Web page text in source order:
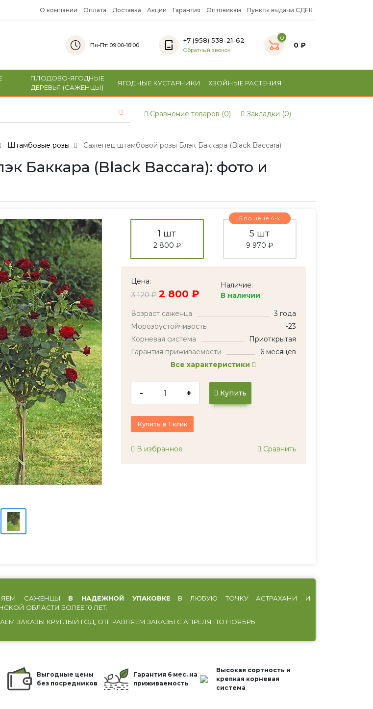
О компании Оплата Доставка Акции Гарантия Оптовикам Пункты выдачи СДЕК
Пн-Пт: 09:00-18:00
+7 (958) 538-21-62
Обратный звонок
0
0 ₽
ПЛОДОВО-ЯГОДНЫЕ
ДЕРЕВЬЯ (САЖЕНЦЫ)
ЯГОДНЫЕ КУСТАРНИКИ ХВОЙНЫЕ РАСТЕНИЯ
Сравнение товаров (0) Закладки (0)
Штамбовые розы Саженец штамбовой розы Блэк Баккара (Black Baccara)
Баккара (Black Baccara): фото и
1 шт
2 800 ₽
5 по цене 4-х
5 шт
9 970 ₽
Цена:
3 120 ₽ 2 800 ₽
Наличие:
В наличии
Возраст саженца
3 года
Морозоустойчивость
-23
Корневая система
Приоткрытая
Гарантия приживаемости
6 месяцев
Все характеристики
- + Купить
Купить в 1 клик
В избранное Сравнить
САЖЕНЦЫ В НАДЕЖНОЙ УПАКОВКЕ В ЛЮБУЮ ТОЧКУ АСТРАХАНИ И
ОБЛАСТИ БОЛЕЕ 10 ЛЕТ.
ЗАКАЗЫ КРУГЛЫЙ ГОД, ОТПРАВЛЯЕМ ЗАКАЗЫ С АПРЕЛЯ ПО НОЯБРЬ
Выгодные цены
без посредников
Гарантия 6 мес. на
приживаемость
Высокая сортность и
крепкая корневая
система